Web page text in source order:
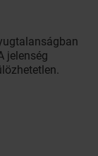
jelenség